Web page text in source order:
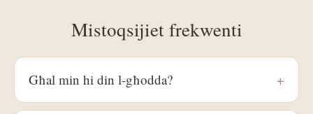
Mistoqsijiet frekwenti
Għal min hi din l-għodda? +